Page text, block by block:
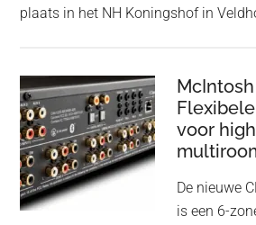
titanium
Adaptive
noise
cancelling
plaats in het NH Koningshof in
McIntosh
voor
De nieuwe
is een 6-